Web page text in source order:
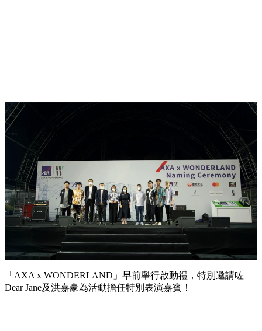
「AXA x WONDERLAND」早前舉行啟動禮，特別邀請咗
Dear Jane及洪嘉豪為活動擔任特別表演嘉賓！